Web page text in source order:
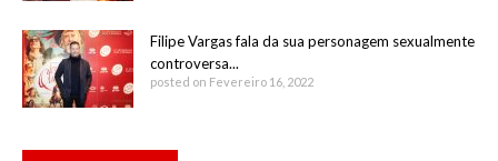
Filipe Vargas fala da sua personagem sexualmente
controversa...
posted on Fevereiro 16, 2022